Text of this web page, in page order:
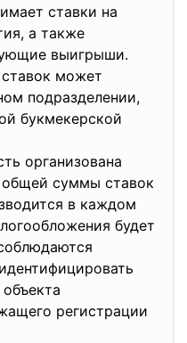
ставки на
а также
выигрыши.
может
подразделении,
букмекерской
организована
суммы ставок
в каждом
будет
регистрации